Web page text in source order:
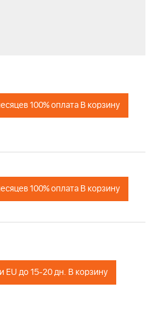
100% оплата В корзину
100% оплата В корзину
Поставка из РФ или EU до 15-20 дн. В корзину